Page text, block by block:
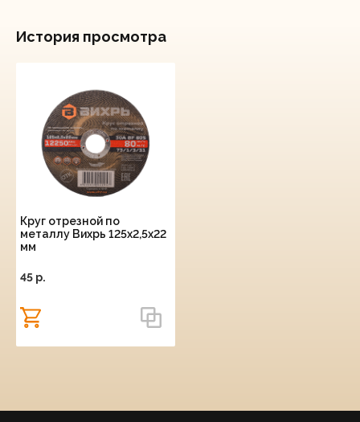
История просмотра
Круг отрезной по
металлу Вихрь 125х2,5х22
мм
45 p.